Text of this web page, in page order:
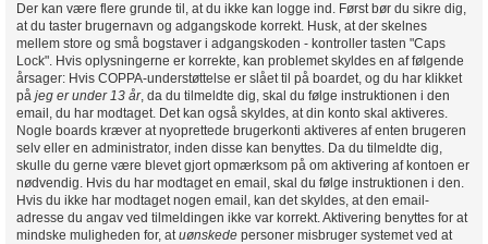
Der kan være flere grunde til, at du ikke kan logge ind. Først bør du sikre dig,
at du taster brugernavn og adgangskode korrekt. Husk, at der skelnes
mellem store og små bogstaver i adgangskoden - kontroller tasten "Caps
Lock". Hvis oplysningerne er korrekte, kan problemet skyldes en af følgende
årsager: Hvis COPPA-understøttelse er slået til på boardet, og du har klikket
på jeg er under 13 år, da du tilmeldte dig, skal du følge instruktionen i den
email, du har modtaget. Det kan også skyldes, at din konto skal aktiveres.
Nogle boards kræver at nyoprettede brugerkonti aktiveres af enten brugeren
selv eller en administrator, inden disse kan benyttes. Da du tilmeldte dig,
skulle du gerne være blevet gjort opmærksom på om aktivering af kontoen er
nødvendig. Hvis du har modtaget en email, skal du følge instruktionen i den.
Hvis du ikke har modtaget nogen email, kan det skyldes, at den email-
adresse du angav ved tilmeldingen ikke var korrekt. Aktivering benyttes for at
mindske muligheden for, atuønskede personer misbruger systemet ved at